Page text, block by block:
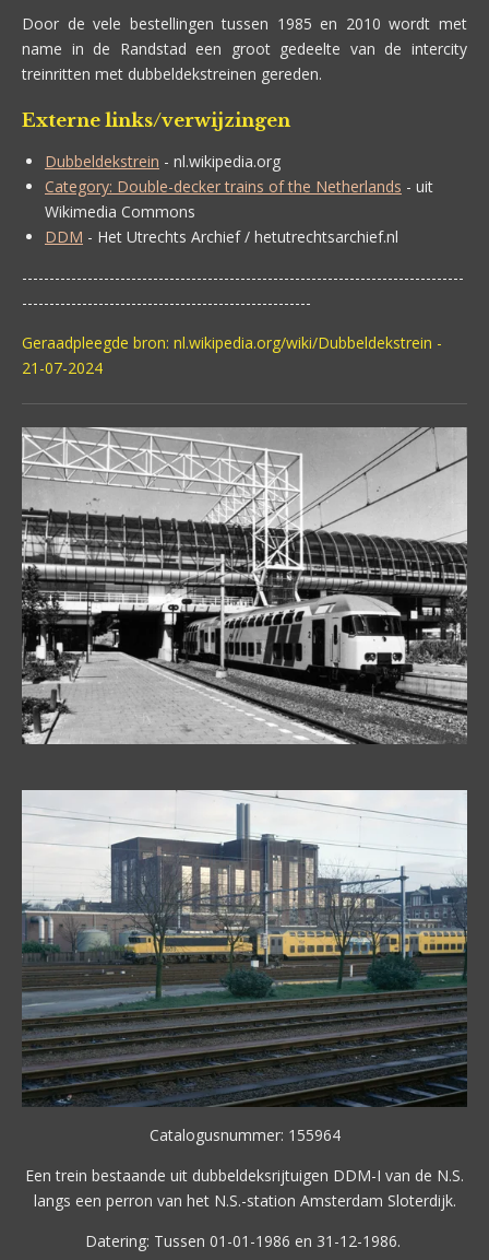
Door de vele bestellingen tussen 1985 en 2010 wordt met
name in de Randstad een groot gedeelte van de intercity
treinritten met dubbeldekstreinen gereden.
Externe links/verwijzingen
Dubbeldekstrein - nl.wikipedia.org
Category: Double-decker trains of the Netherlands - uit
Wikimedia Commons
DDM - Het Utrechts Archief / hetutrechtsarchief.nl
---------------------------------------------------------------------------------
-----------------------------------------------------
Geraadpleegde bron: nl.wikipedia.org/wiki/Dubbeldekstrein -
21-07-2024
Catalogusnummer: 155964
Een trein bestaande uit dubbeldeksrijtuigen DDM-I van de N.S.
langs een perron van het N.S.-station Amsterdam Sloterdijk.
Datering: Tussen 01-01-1986 en 31-12-1986.